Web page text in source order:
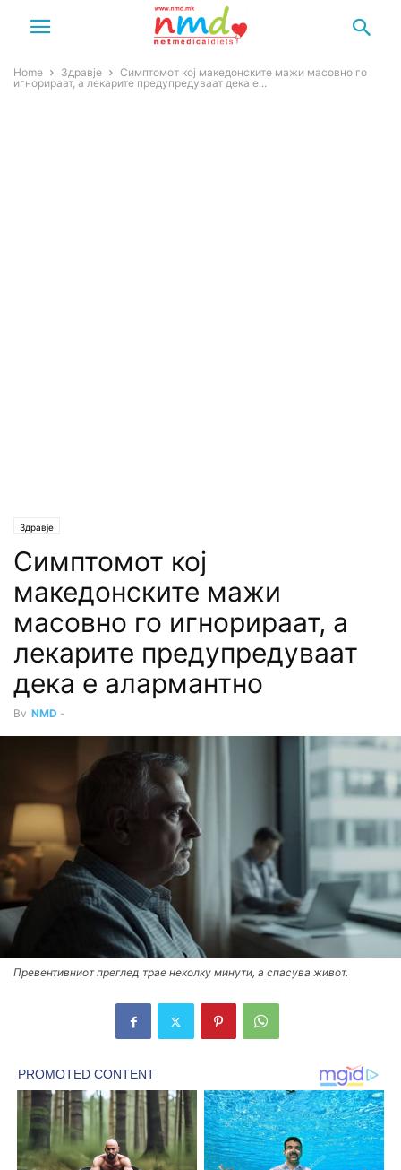
Home Здравје
Симптомот кој македонските мажи масовно го
игнорираат, а лекарите предупредуваат дека е...
Здравје
Симптомот кој
македонските мажи
масовно го игнорираат, а
лекарите предупредуваат
дека е алармантно
By NMD -
Превентивниот преглед трае неколку минути, а спасува живот.